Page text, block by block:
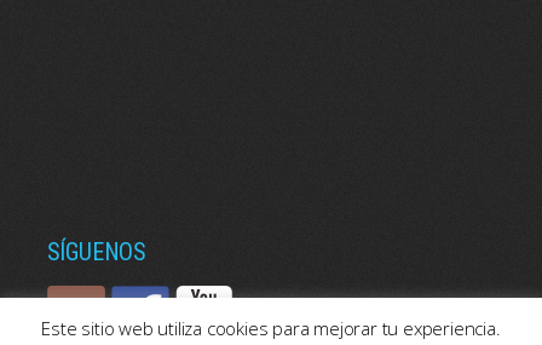
SÍGUENOS
Este sitio web utiliza cookies para mejorar tu experiencia.